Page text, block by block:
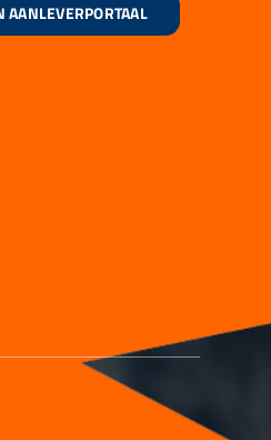
AANLEVERPORTAAL